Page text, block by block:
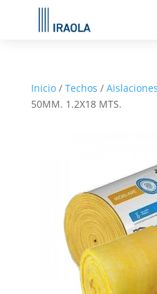
Inicio/ Techos / Aislaciones
50MM. 1.2X18 MTS.